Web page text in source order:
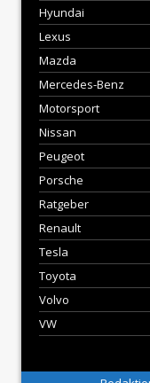
Hyundai
Lexus
Mazda
Mercedes-Benz
Motorsport
Nissan
Peugeot
Porsche
Ratgeber
Renault
Tesla
Toyota
Volvo
VW